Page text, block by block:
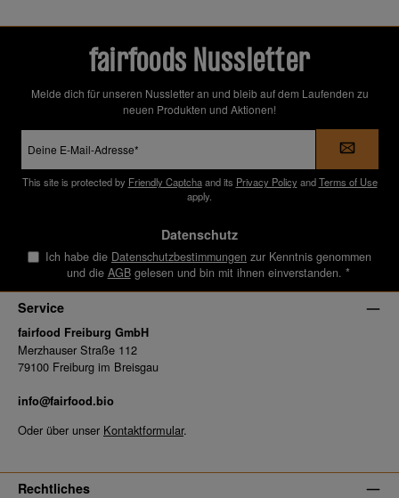
fairfoods Nussletter
Melde dich für unseren Nussletter an und bleib auf dem Laufenden zu
neuen Produkten und Aktionen!
Mail-
*This site is protected by Friendly Captchaand its Privacy Policy andTerms of Use
apply.
Datenschutz
Ich habe die Datenschutzbestimmungen zur Kenntnis genommen
und die AGBgelesen und bin mit ihnen einverstanden. *
Service
fairfood Freiburg GmbH
Merzhauser Straße 112
79100 Freiburg im Breisgau
info@fairfood.bio
Oder über unser Kontaktformular.
Rechtliches